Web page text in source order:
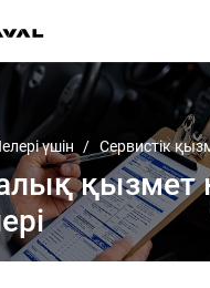
үшін / Сервистік
қызмет